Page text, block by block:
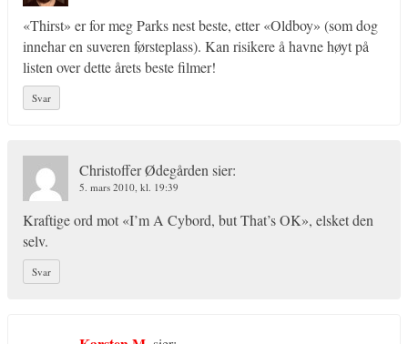
«Thirst» er for meg Parks nest beste, etter «Oldboy» (som dog
innehar en suveren førsteplass). Kan risikere å havne høyt på
listen over dette årets beste filmer!
Svar
Christoffer Ødegården sier:
5. mars 2010, kl. 19:39
Kraftige ord mot «I’m A Cybord, but That’s OK», elsket den
selv.
Svar